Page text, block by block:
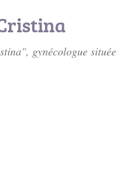
gynécologue située